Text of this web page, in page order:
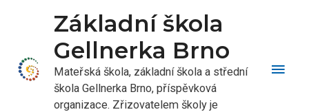
Základní škola
Gellnerka Brno
Mateřská škola, základní škola a střední
škola Gellnerka Brno, příspěvková
organizace. Zřizovatelem školy je